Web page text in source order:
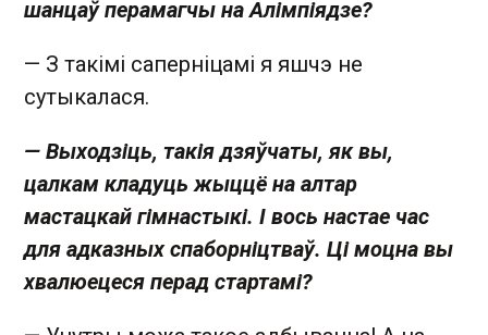
шанцаў перамагчы на Алімпіядзе?
— З такімі саперніцамі я яшчэ не
сутыкалася.
— Выходзіць, такія дзяўчаты, як вы,
цалкам кладуць жыццё на алтар
мастацкай гімнастыкі. І вось настае час
для адказных спаборніцтваў. Ці моцна вы
хвалюецеся перад стартамі?